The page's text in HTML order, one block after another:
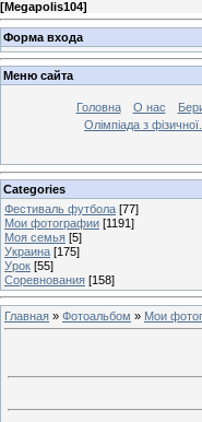
[Megapolis104]
Форма входа
Меню сайта
Головна О нас
Олімпіада з фізичної...
Categories
Фестиваль футбола [77]
Мои фотографии [1191]
Моя семья [5]
Украина [175]
Урок [55]
Соревнования [158]
Главная » Фотоальбом » Мои